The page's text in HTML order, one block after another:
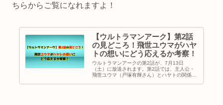
ちらからご覧になれますよ！
【ウルトラマンアーク】第2話
の見どころ！飛世ユウマがハヤ
トの想いにどう応えるか考察！
ウルトラマンアークの第2話が、7月13日
（土）に放送されます。第2話では、主人公・
飛世ユウマ（戸塚有輝さん）とハヤトの関係に